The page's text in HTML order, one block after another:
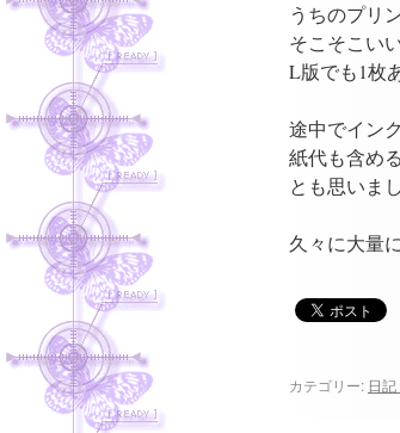
うちのプリ
そこそこい
L版でも1枚
途中でイン
紙代も含め
とも思いま
久々に大量
カテゴリー: 日